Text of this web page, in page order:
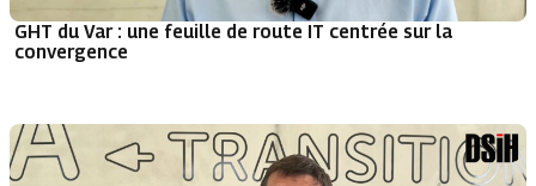
GHT du Var : une feuille de route IT centrée sur la
convergence